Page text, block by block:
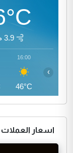
3.9 م\ث
16:00
46°C
›
اسعار العملات